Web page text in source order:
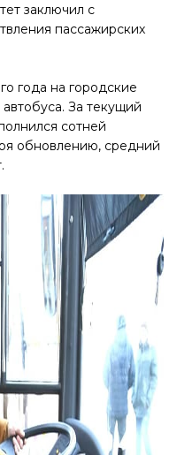
заключил с
пассажирских
года на городские
За текущий
сотней
обновлению, средний